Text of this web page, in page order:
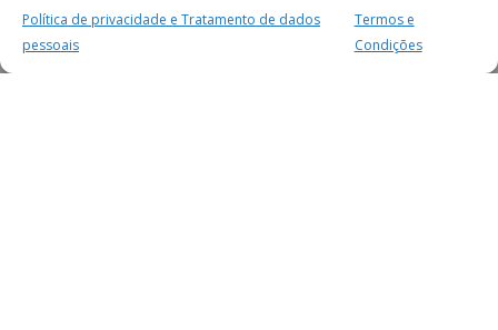
Política de privacidade e Tratamento de dados
pessoais
Termos e
Condições